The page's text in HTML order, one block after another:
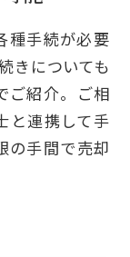
種手続が必要
きについても
ご紹介。ご相
と連携して手
の手間で売却